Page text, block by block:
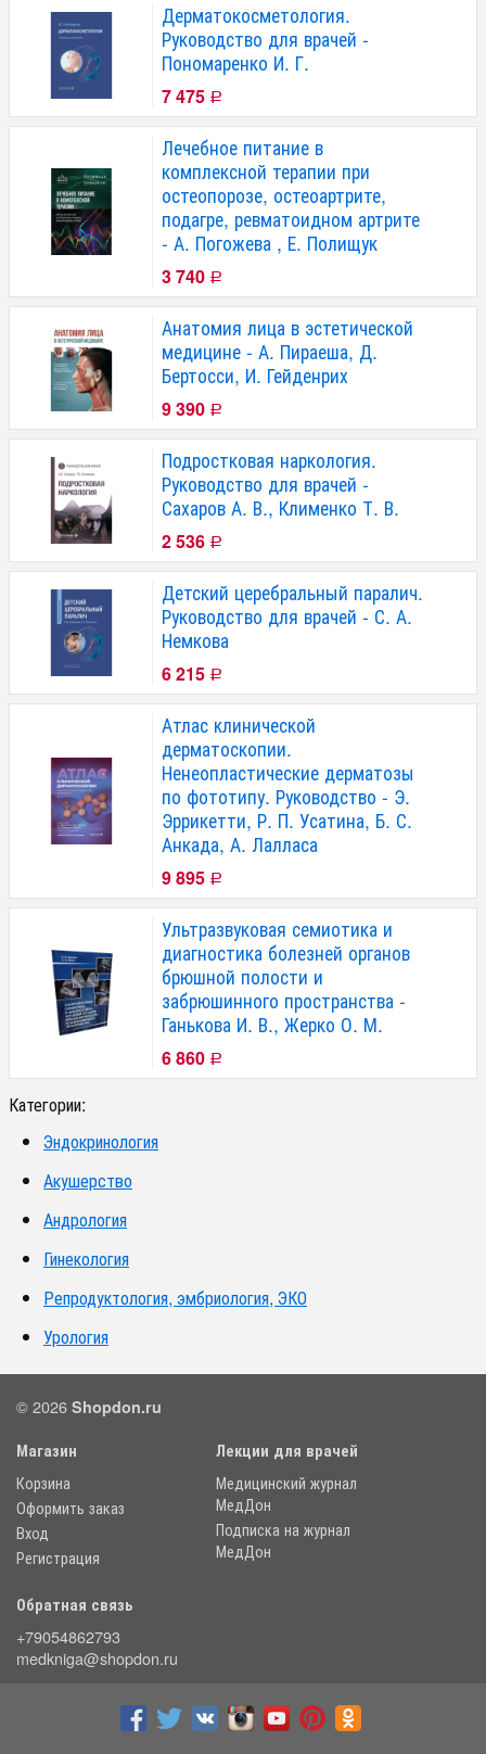
Дерматокосметология.
Руководство для врачей -
Пономаренко И. Г.
7 475 Р
Лечебное питание в
комплексной терапии при
остеопорозе, остеоартрите,
подагре, ревматоидном артрите
- А. Погожева , Е. Полищук
3 740 Р
Анатомия лица в эстетической
медицине - А. Пираеша, Д.
Бертосси, И. Гейденрих
9 390 Р
Подростковая наркология.
Руководство для врачей -
Сахаров А. В., Клименко Т. В.
2 536 Р
Детский церебральный паралич.
Руководство для врачей - С. А.
Немкова
6 215 Р
Атлас клинической
дерматоскопии.
Ненеопластические дерматозы
по фототипу. Руководство - Э.
Эррикетти, Р. П. Усатина, Б. С.
Анкада, А. Лалласа
9 895 Р
Ультразвуковая семиотика и
диагностика болезней органов
брюшной полости и
забрюшинного пространства -
Ганькова И. В., Жерко О. М.
6 860 Р
Категории:
Эндокринология
Акушерство
Андрология
Гинекология
Репродуктология, эмбриология, ЭКО
Урология
© 2026 Shopdon.ru
Магазин
Корзина
Оформить заказ
Вход
Регистрация
Лекции для врачей
Медицинский журнал
МедДон
Подписка на журнал
МедДон
Обратная связь
+79054862793
medkniga@shopdon.ru